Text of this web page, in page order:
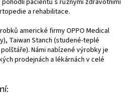
a rehabilitace.
americké firmy OPPO Medical
Taiwan Stanch (studené-teplé
Námi nabízené výrobky je
prodejnách a lékárnách v celé